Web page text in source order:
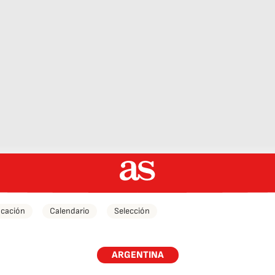
Calendario Selección
ARGENTINA